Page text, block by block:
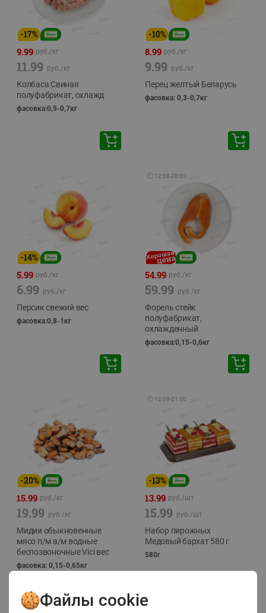
-17%
9.99 руб./кг
11.99 руб./кг
Колбаса Свиная
полуфабрикат, охлажд
фасовка:0,5-0,7кг
-10%
8.99 руб./кг
9.99 руб./кг
Перец желтый Беларусь
фасовка: 0,3-0,7кг
-14%
5.99 руб./кг
6.99 руб./кг
Персик свежий вес
фасовка:0,8-1кг
🕘 12:00-20:00
54.99 руб./кг
59.99 руб./кг
Форель стейк
полуфабрикат,
охлажденный
фасовка:0,15-0,6кг
-20%
15.99 руб./кг
19.99 руб./кг
Мидии обыкновенные
мясо п/м в/м водные
беспозвоночные Vici вес
фасовка: 0,15-0,65кг
🕘 12:00-21:00
-13%
13.99 руб./шт
15.99 руб./шт
Набор пирожных
Медовый бархат 580 г
580г
Файлы cookie